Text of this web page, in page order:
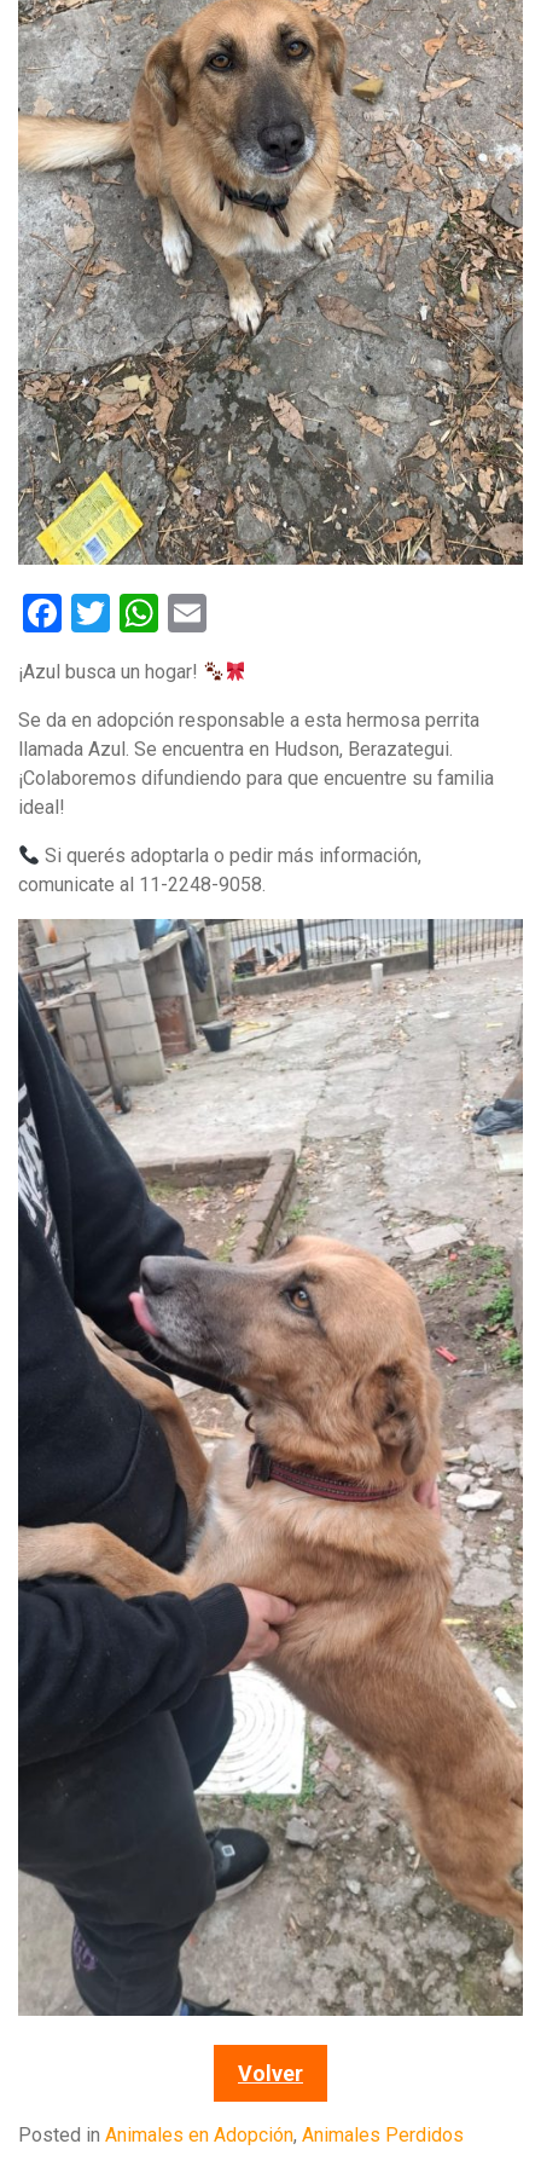
Facebook
TwitterWhatsApp
¡Azul busca un hogar!
Se da en adopción responsable a esta hermosa perrita
llamada Azul. Se encuentra en Hudson, Berazategui.
¡Colaboremos difundiendo para que encuentre su familia
ideal!
Si querés adoptarla o pedir más información,
comunicate al 11-2248-9058.
Volver
Posted in Animales en Adopción, Animales Perdidos